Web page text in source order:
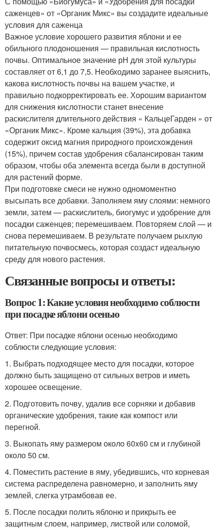
саженцев» от «Органик Микс» вы создадите идеальные
условия для саженца
Важное условие хорошего развития яблони и ее
обильного плодоношения — правильная кислотность
почвы. Оптимальное значение рН для этой культуры
составляет от 6,1 до 7,5. Необходимо заранее выяснить,
какова кислотность почвы на вашем участке, и
правильно подкорректировать ее. Хорошим вариантом
для снижения кислотности станет внесение
раскислителя длительного действия « КальцеГарден » от
«Органик Микс». Кроме кальция (39%), эта добавка
содержит оксид магния природного происхождения
(15%), причем состав удобрения сбалансирован таким
образом, чтобы оба элемента всегда были в доступной
для растений форме.
При подготовке смеси не нужно одномоментно
высыпать все добавки. Заполняем яму слоями: немного
земли, затем — раскислитель, биогумус и удобрение для
посадки саженцев; перемешиваем. Повторяем слой — и
снова перемешиваем. В результате получаем рыхлую
питательную почвосмесь, которая создаст идеальную
среду для нового растения.
Связанные вопросы и ответы:
Вопрос 1: Какие условия необходимо соблюсти
при посадке яблони осенью
Ответ: При посадке яблони осенью необходимо
соблюсти следующие условия:
1. Выбрать подходящее место для посадки, которое
должно быть защищено от сильных ветров и иметь
хорошее освещение.
2. Подготовить почву, удалив все сорняки и добавив
органические удобрения, такие как компост или
перегной.
3. Выкопать яму размером около 60x60 см и глубиной
около 50 см.
4. Поместить растение в яму, убедившись, что корневая
система распределена равномерно, и заполнить яму
землей, слегка утрамбовав ее.
5. После посадки полить яблоню и прикрыть ее
защитным слоем, например, листвой или соломой,